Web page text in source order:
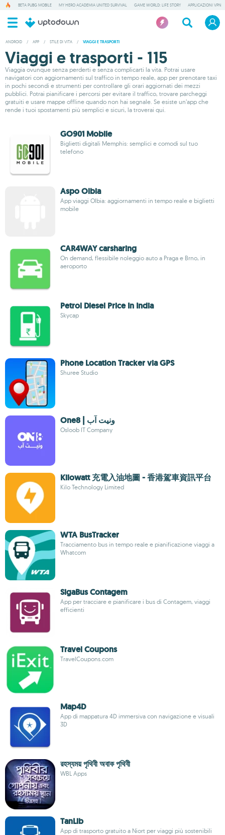
BETA PUBG MOBILE MY HERO ACADEMIA UNITED SURVIVAL GAME WORLD: LIFE STORY APPLICAZIONI VPN
ANDROID / APP / STILE DI VITA / VIAGGI E TRASPORTI
Viaggi e trasporti - 115
Viaggia ovunque senza perderti e senza complicarti la vita. Potrai usare
navigatori con aggiornamenti sul traffico in tempo reale, app per prenotare taxi
in pochi secondi e strumenti per controllare gli orari aggiornati dei mezzi
pubblici. Potrai pianificare i percorsi per evitare il traffico, trovare parcheggi
gratuiti e usare mappe offline quando non hai segnale. Se esiste un’app che
rende i tuoi spostamenti più semplici e sicuri, la troverai qui.
GO901 Mobile
Biglietti digitali Memphis: semplici e comodi sul tuo
telefono
Aspo Olbia
App viaggi Olbia: aggiornamenti in tempo reale e biglietti
mobile
CAR4WAY carsharing
On demand, flessibile noleggio auto a Praga e Brno, in
aeroporto
Petrol Diesel Price In India
Skycap
Phone Location Tracker via GPS
Shuree Studio
One8 | ونيت آب
Osloob IT Company
Kilowatt 充電入油地圖 - 香港駕車資訊平台
Kilo Technology Limited
WTA BusTracker
Tracciamento bus in tempo reale e pianificazione viaggi a
Whatcom
SigaBus Contagem
App per tracciare e pianificare i bus di Contagem, viaggi
efficienti
Travel Coupons
TravelCoupons.com
Map4D
App di mappatura 4D immersiva con navigazione e visuali
3D
রহস্যময় পৃথিবী অবাক পৃথিবী
WBL Apps
TanLib
App di trasporto gratuito a Niort per viaggi più sostenibili